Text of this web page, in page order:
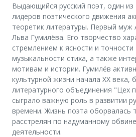
Выдающийся русский поэт, один из
лидеров поэтического движения
теоретик литературы. Первый
Льва Гумилёва. Его творчество
стремлением к ясности и
музыкальности стиха, а также
мотивам и истории. Гумилёв
культурной жизни начала XX века,
литературного объединения "Цех
сыграло важную роль в развитии
времени. Жизнь поэта оборвалась
расстрелян по надуманному
деятельности.